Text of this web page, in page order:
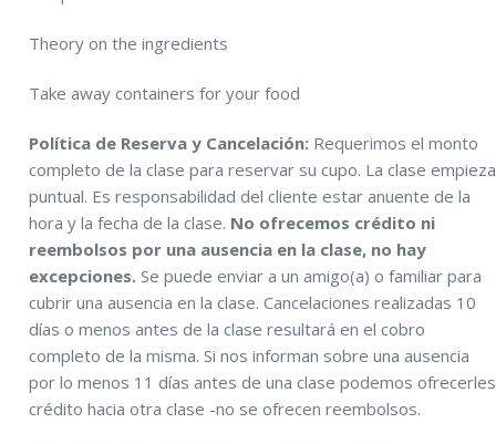
Theory on the ingredients
Take away containers for your food
Política de Reserva y Cancelación: Requerimos el monto
completo de la clase para reservar su cupo. La clase empieza
puntual. Es responsabilidad del cliente estar anuente de la
hora y la fecha de la clase. No ofrecemos crédito ni
reembolsos por una ausencia en la clase, no hay
excepciones.Se puede enviar a un amigo(a) o familiar para
cubrir una ausencia en la clase. Cancelaciones realizadas 10
días o menos antes de la clase resultará en el cobro
completo de la misma. Si nos informan sobre una ausencia
por lo menos 11 días antes de una clase podemos ofrecerles
crédito hacia otra clase -no se ofrecen reembolsos.